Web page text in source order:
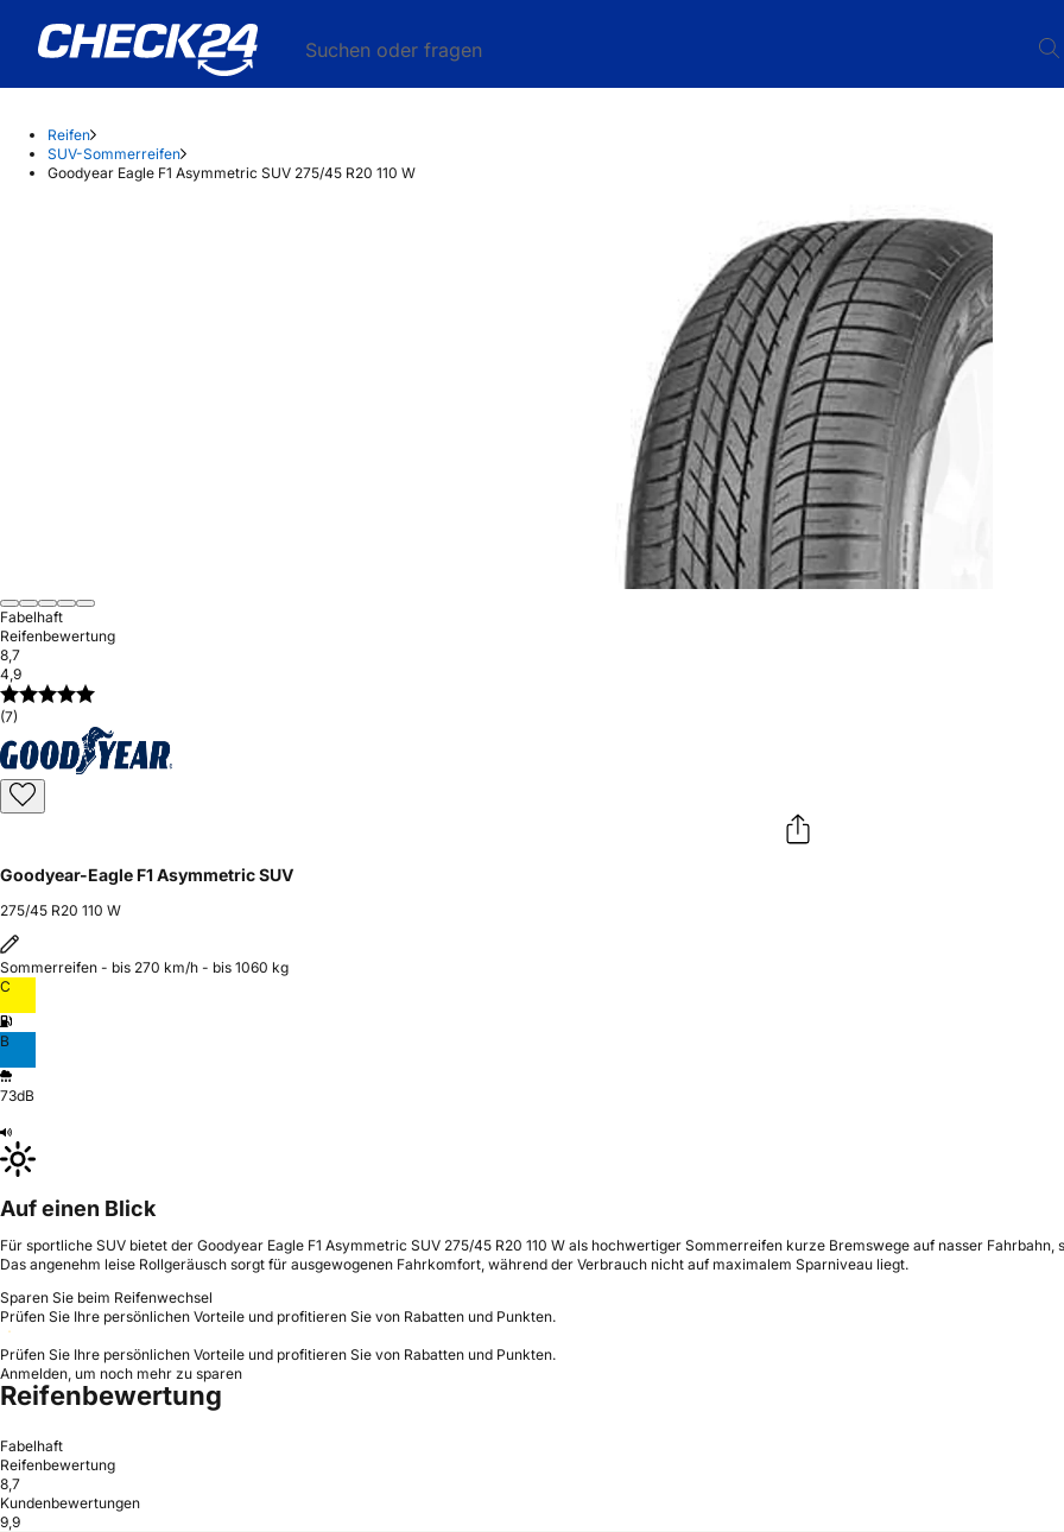
Suchen oder fragen
Reifen
SUV-Sommerreifen
Goodyear Eagle F1 Asymmetric SUV 275/45 R20 110 W
Fabelhaft
Reifenbewertung
8,7
4,9
(7)
Goodyear-Eagle F1 Asymmetric SUV
275/45 R20 110 W
Sommerreifen - bis 270 km/h - bis 1060 kg
C
B
73dB
Auf einen Blick
Für sportliche SUV bietet der Goodyear Eagle F1 Asymmetric SUV 275/45 R20 110 W als hochwertiger Sommerreifen kurze Bremswege auf nasser
Das angenehm leise Rollgeräusch sorgt für ausgewogenen Fahrkomfort, während der Verbrauch nicht auf maximalem Sparniveau liegt.
Sparen Sie beim Reifenwechsel
Prüfen Sie Ihre persönlichen Vorteile und profitieren Sie von Rabatten und Punkten.
Prüfen Sie Ihre persönlichen Vorteile und profitieren Sie von Rabatten und Punkten.
Anmelden, um noch mehr zu sparen
Reifenbewertung
Fabelhaft
Reifenbewertung
8,7
Kundenbewertungen
9,9